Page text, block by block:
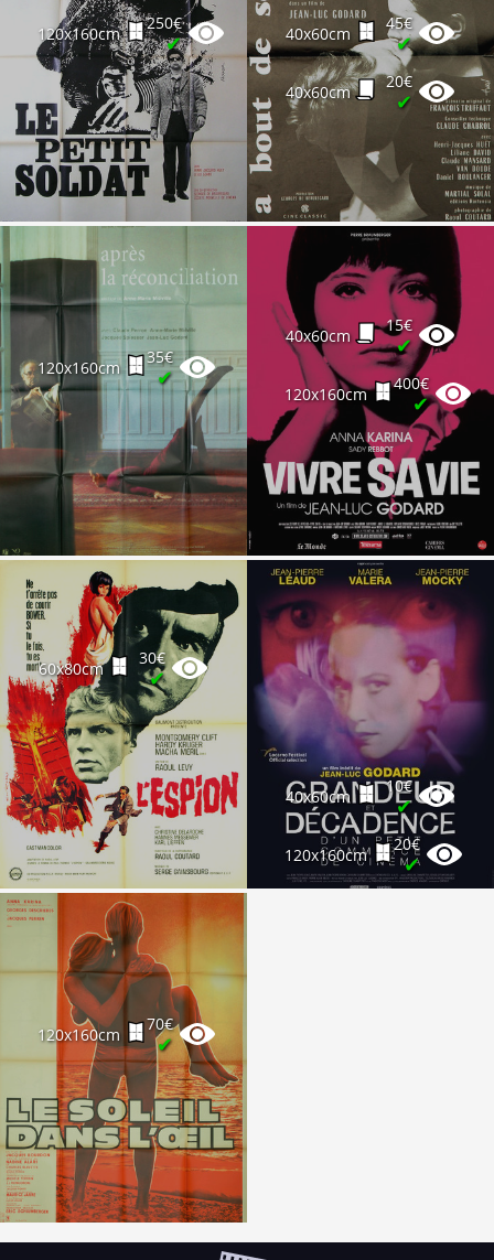
120x160cm
250€
✔ 40x60cm
45€
✔
40x60cm
20€
✔
120x160cm
35€
✔
40x60cm
15€
✔
120x160cm
400€
✔
60x80cm
30€
✔
40x60cm
10€
✔
120x160cm
20€
✔
120x160cm
70€
✔